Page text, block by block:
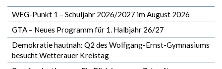
WEG-Punkt 1 – Schuljahr 2026/2027 im August 2026
GTA – Neues Programm für 1. Halbjahr 26/27
Demokratie hautnah: Q2 des Wolfgang-Ernst-Gymnasiums
besucht Wetterauer Kreistag